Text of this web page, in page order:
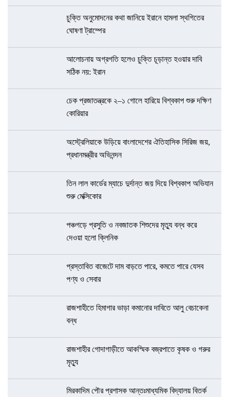
চুক্তি অনুমোদনের কথা জানিয়ে ইরানে হামলা স্থগিতের
ঘোষণা ট্রাম্পের
আলোচনায় অগ্রগতি হলেও চুক্তি চূড়ান্ত হওয়ার দাবি
সঠিক নয়: ইরান
চেক প্রজাতন্ত্রকে ২–১ গোলে হারিয়ে বিশ্বকাপ শুরু দক্ষিণ
কোরিয়ার
অস্ট্রেলিয়াকে উড়িয়ে বাংলাদেশের ঐতিহাসিক সিরিজ জয়,
প্রধানমন্ত্রীর অভিনন্দন
তিন লাল কার্ডের ম্যাচে দুর্দান্ত জয় দিয়ে বিশ্বকাপ অভিযান
শুরু মেক্সিকোর
পঞ্চগড়ে প্রসুতি ও নবজাতক শিশুদের মৃত্যু বন্ধ করে
দেওয়া হলো ক্লিনিক
প্রস্তাবিত বাজেটে দাম বাড়তে পারে, কমতে পারে যেসব
পণ্য ও সেবার
রাজশাহীতে হিমাগার ভাড়া কমানোর দাবিতে আলু বেচাকেনা
বন্ধ
রাজশাহীর গোদাগাড়ীতে আকস্মিক বজ্রপাতে কৃষক ও গরুর
মৃত্যু
মিরকাদিম পৌর প্রশাসক আন্তঃমাধ্যমিক বিদ্যালয় বিতর্ক